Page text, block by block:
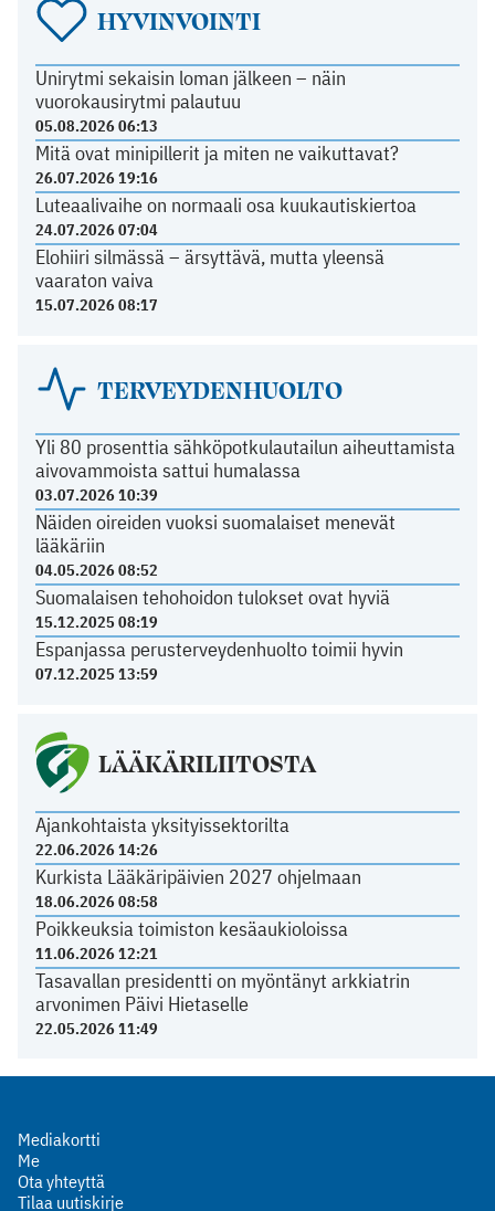
HYVINVOINTI
Unirytmi sekaisin loman jälkeen – näin
vuorokausirytmi palautuu
05.08.2026 06:13
Mitä ovat minipillerit ja miten ne vaikuttavat?
26.07.2026 19:16
Luteaalivaihe on normaali osa kuukautiskiertoa
24.07.2026 07:04
Elohiiri silmässä – ärsyttävä, mutta yleensä
vaaraton vaiva
15.07.2026 08:17
TERVEYDENHUOLTO
Yli 80 prosenttia sähköpotkulautailun aiheuttamista
aivovammoista sattui humalassa
03.07.2026 10:39
Näiden oireiden vuoksi suomalaiset menevät
lääkäriin
04.05.2026 08:52
Suomalaisen tehohoidon tulokset ovat hyviä
15.12.2025 08:19
Espanjassa perusterveydenhuolto toimii hyvin
07.12.2025 13:59
LÄÄKÄRILIITOSTA
Ajankohtaista yksityissektorilta
22.06.2026 14:26
Kurkista Lääkäripäivien 2027 ohjelmaan
18.06.2026 08:58
Poikkeuksia toimiston kesäaukioloissa
11.06.2026 12:21
Tasavallan presidentti on myöntänyt arkkiatrin
arvonimen Päivi Hietaselle
22.05.2026 11:49
Mediakortti
Me
Ota yhteyttä
Tilaa uutiskirje